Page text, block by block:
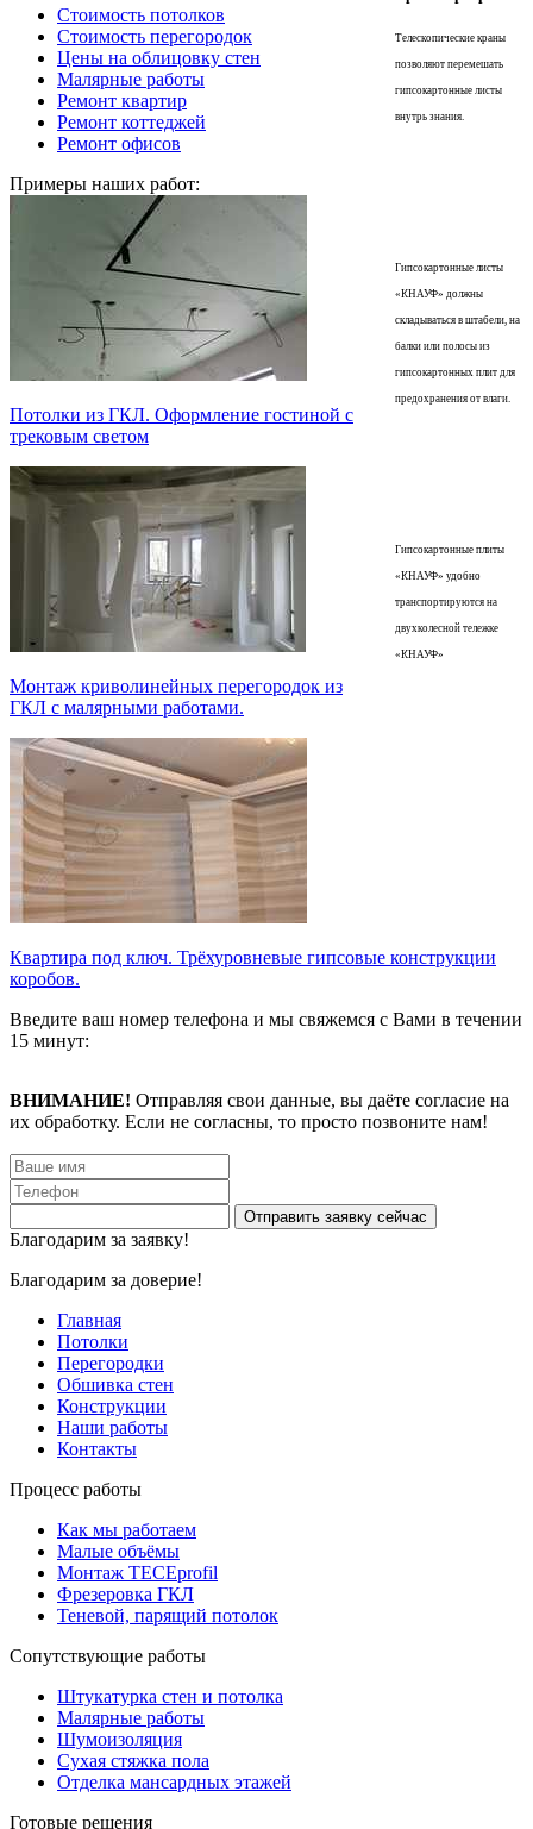
Телескопические краны
позволяют перемешать
гипсокартонные листы
внутрь знания.
Гипсокартонные листы
«КНАУФ» должны
складываться в штабели, на
балки или полосы из
гипсокартонных плит для
предохранения от влаги.
Гипсокартонные плиты
«КНАУФ» удобно
транспортируются на
двухколесной тележке
«КНАУФ»
Стоимость потолков
Стоимость перегородок
Цены на облицовку стен
Малярные работы
Ремонт квартир
Ремонт коттеджей
Ремонт офисов
Примеры наших работ:
Потолки из ГКЛ. Оформление гостиной с
трековым светом
Монтаж криволинейных перегородок из
ГКЛ с малярными работами.
Квартира под ключ. Трёхуровневые гипсовые конструкции
коробов.
Введите ваш номер телефона и мы свяжемся с Вами в течении
15 минут:
ВНИМАНИЕ! Отправляя свои данные, вы даёте согласие на
их обработку. Если не согласны, то просто позвоните нам!
Благодарим за заявку!
Благодарим за доверие!
Главная
Потолки
Перегородки
Обшивка стен
Конструкции
Наши работы
Контакты
Процесс работы
Как мы работаем
Малые объёмы
Монтаж TECEprofil
Фрезеровка ГКЛ
Теневой, парящий потолок
Сопутствующие работы
Штукатурка стен и потолка
Малярные работы
Шумоизоляция
Сухая стяжка пола
Отделка мансардных этажей
Готовые решения